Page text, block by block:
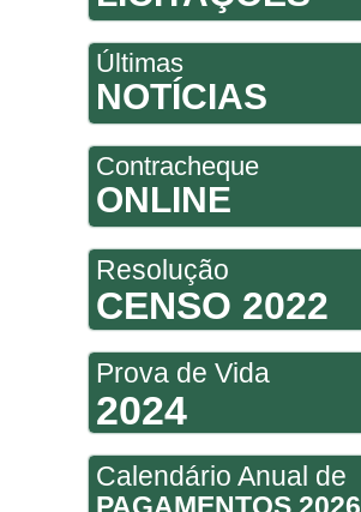
Últimas
NOTÍCIAS
Contracheque
ONLINE
Resolução
CENSO 2022
Prova de Vida
2024
Calendário Anual de